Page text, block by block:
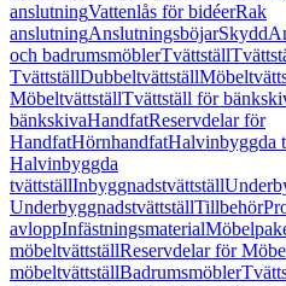
anslutningVattenlås för bidéerRak
anslutningAnslutningsböjarSkydd
och badrumsmöblerTvättställ
TvättställDubbeltvättställ
MöbeltvättställTvättställ för
bänkskivaHandfatReservdelar för
HandfatHörnhandfatHalvinbyggda
Halvinbyggda
tvättställInbyggnadstvättställ
UnderbyggnadstvättställTillbehör
avloppInfästningsmaterial
möbeltvättställReservdelar för
möbeltvättställBadrumsmöbler